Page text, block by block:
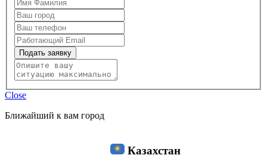
Подать заявку
Close
Ближайший к вам город
Казахстан